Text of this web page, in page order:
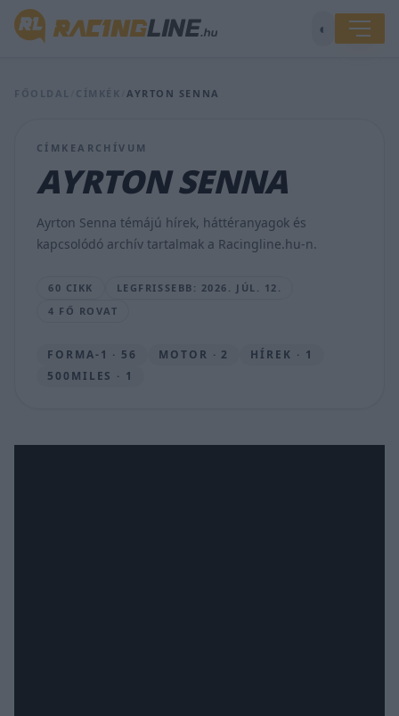
◐
FŐOLDAL CÍMKÉK /AYRTON SENNA
CÍMKEARCHÍVUM
AYRTON SENNA
Ayrton Senna témájú hírek, háttéranyagok és
kapcsolódó archív tartalmak a Racingline.hu-n.
60 CIKK
LEGFRISSEBB: 2026. JÚL. 12.
4 FŐ ROVAT
FORMA-1 · 56 MOTOR · 2
HÍREK · 1
500MILES · 1
Először
az
autó,
ami
volna
Senna
MAJER
12.